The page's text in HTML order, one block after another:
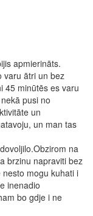
apmierināts.
varu ātri un bez
45 minūtēs es varu
pusi no
un
un man tas
na
brzinu napraviti bez
mogu kuhati i
inenadio
bo gdje i ne